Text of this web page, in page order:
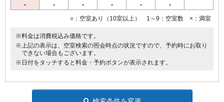
- - - - - -
○：空室あり（10室以上） 1～9：空室数 ×：満室
※料金は消費税込み価格です。
※上記の表示は、空室検索の照会時点の状況ですので、予約時にお取り
できない場合もございます。
※日付をタッチすると料金・予約ボタンが表示されます。